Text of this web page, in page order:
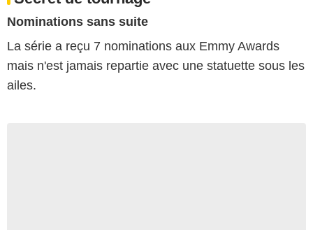
Nominations sans suite
La série a reçu 7 nominations aux Emmy Awards
mais n'est jamais repartie avec une statuette sous les
ailes.